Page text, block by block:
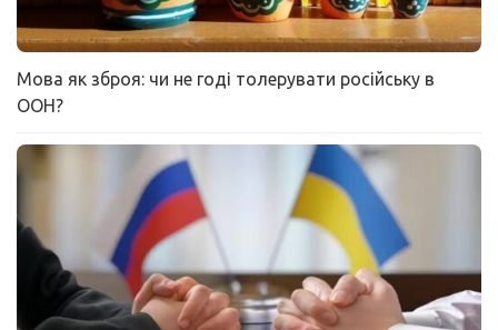
Мова як зброя: чи не годі толерувати російську в
ООН?